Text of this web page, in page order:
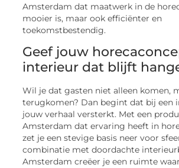
Amsterdam dat maatwerk in de
mooier is, maar ook efficiënter en
toekomstbestendig.
Geef jouw
interieur dat blijft
Wil je dat gasten niet alleen komen,
terugkomen? Dan begint dat bij een
jouw verhaal versterkt. Met een
Amsterdam dat ervaring heeft in
zet je een stevige basis neer voor
combinatie met doordachte
Amsterdam creëer je een ruimte